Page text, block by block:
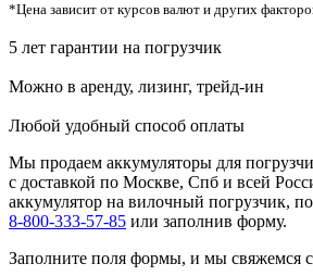
*Цена зависит от курсов валют и других
5 лет гарантии на погрузчик
Можно в аренду, лизинг, трейд-ин
Любой удобный способ оплаты
Мы продаем аккумуляторы для
с доставкой по Москве, Спб и всей
аккумулятор на вилочный погрузчик,
8-800-333-57-85 или заполнив форму.
Заполните поля формы, и мы свяжемся с